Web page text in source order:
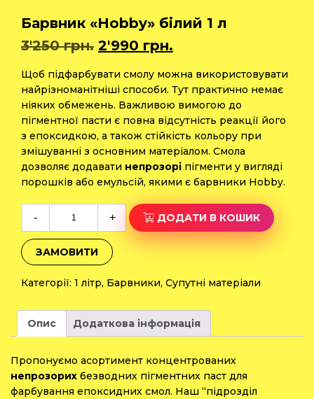
Барвник «Hobby» білий 1 л
3'250грн. Оригінальна
3'250 грн..
2'990 грн.
2'990 грн..
Щоб підфарбувати смолу можна використовувати
найрізноманітніші способи. Тут практично немає
ніяких обмежень. Важливою вимогою до
пігментної пасти є повна відсутність реакції його
з епоксидкою, а також стійкість кольору при
змішуванні з основним матеріалом. Смола
дозволяє додавати непрозорі пігменти у вигляді
порошків або емульсій, якими є барвники Hobby.
-
білий
1
кількість
+ ДОДАТИ В КОШИК
ЗАМОВИТИ
Категорії: 1 літр, Барвники, Супутні матеріали
Опис Додаткова інформація
Пропонуємо асортимент концентрованих
непрозорих безводних пігментних паст для
фарбування епоксидних смол. Наш “підрозділ